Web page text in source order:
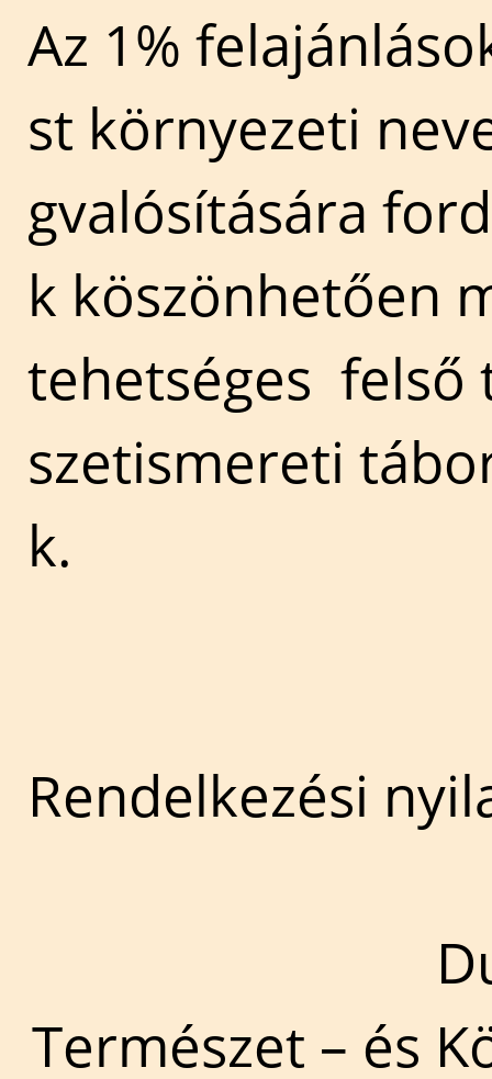
Az 1%
st környezeti
gvalósítására
k köszönhetően
tehetséges felső
szetismereti
k.
Rendelkezési
Természet – és